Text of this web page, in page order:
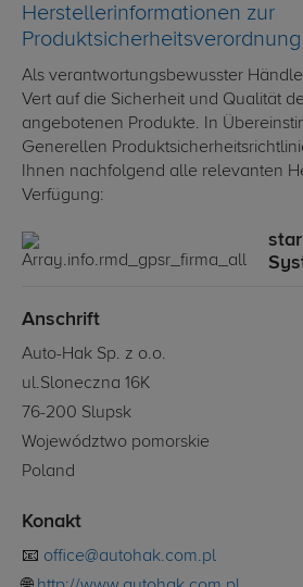
Herstellerinformationen zur
Produktsicherheitsverordnung
Als verantwortungsbewusster
Vert auf die Sicherheit und Qualität
angebotenen Produkte. In
Generellen
Ihnen nachfolgend alle relevanten
Verfügung:
Anschrift
Auto-Hak Sp. z o.o.
ul.Sloneczna 16K
76-200 Slupsk
Województwo pomorskie
Poland
Konakt
📧 office@autohak.com.pl